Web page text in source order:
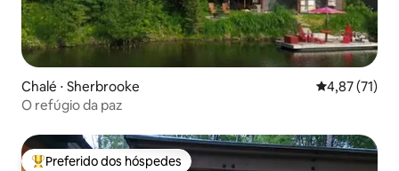
Chalé ⋅ Sherbrooke 4,87 de uma
4,87 (71)
O refúgio da paz
Preferido dos hóspedes